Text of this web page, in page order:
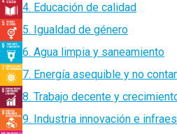
4. Educación de calidad
5. Igualdad de género
6. Agua limpia y saneamiento
7. Energía asequible y no
8. Trabajo decente y
9. Industria innovación e